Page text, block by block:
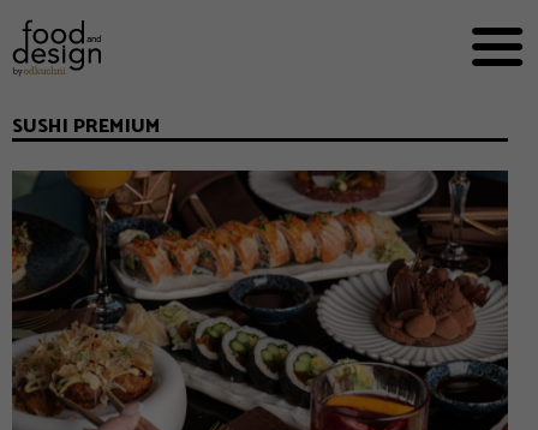


EKSPERCI
FOOD WORKING
E-BOOKI
O NAS
REKLAMA
SUSHI PREMIUM